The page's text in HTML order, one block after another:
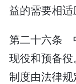
益的需要相适
第二十六条
现役和预备
制度由法律规